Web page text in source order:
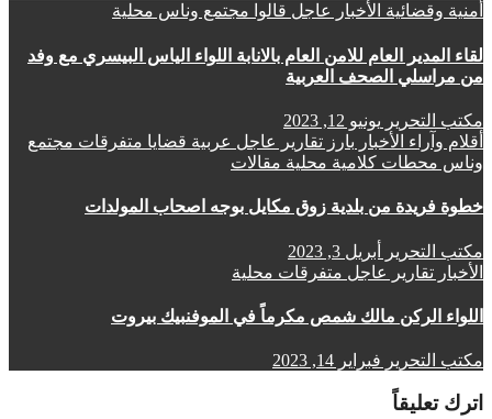
أمنية وقضائية الأخبار عاجل قالوا مجتمع وناس محلية
لقاء المدير العام للامن العام بالانابة اللواء الياس البيسري مع وفد
من مراسلي الصحف العربية
مكتب التحرير يونيو 12, 2023
أقلام وآراء الأخبار بارز تقارير عاجل عربية قضايا متفرقات مجتمع
وناس محطات كلامية محلية مقالات
خطوة فريدة من بلدية زوق مكايل بوجه اصحاب المولدات
مكتب التحرير
أبريل 3, 2023
الأخبار تقارير عاجل متفرقات محلية
اللواء الركن مالك شمص مكرماً في الموفنبيك بيروت
مكتب التحرير فبراير 14, 2023
اترك تعليقاً